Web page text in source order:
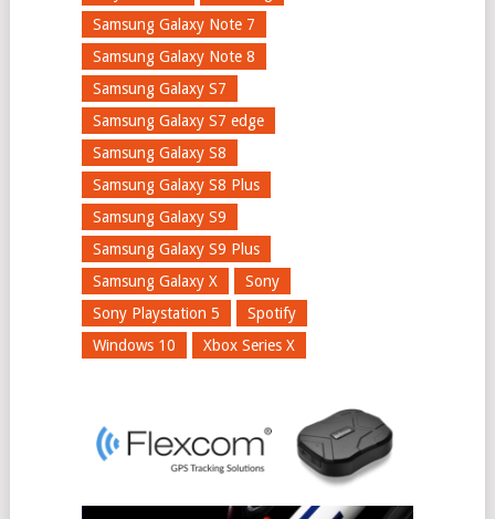
Samsung Galaxy Note 7
Samsung Galaxy Note 8
Samsung Galaxy S7
Samsung Galaxy S7 edge
Samsung Galaxy S8
Samsung Galaxy S8 Plus
Samsung Galaxy S9
Samsung Galaxy S9 Plus
Samsung Galaxy X
Sony
Sony Playstation 5
Spotify
Windows 10
Xbox Series X